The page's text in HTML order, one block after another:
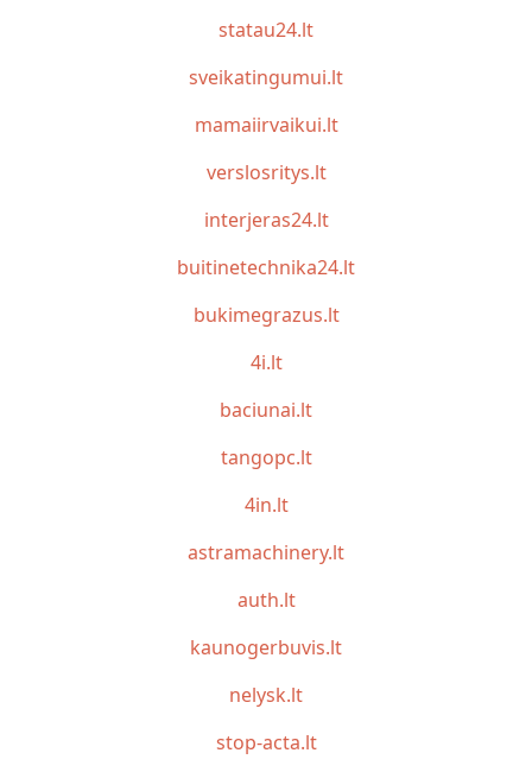
statau24.lt
sveikatingumui.lt
mamaiirvaikui.lt
verslosritys.lt
interjeras24.lt
buitinetechnika24.lt
bukimegrazus.lt
4i.lt
baciunai.lt
tangopc.lt
4in.lt
astramachinery.lt
auth.lt
kaunogerbuvis.lt
nelysk.lt
stop-acta.lt